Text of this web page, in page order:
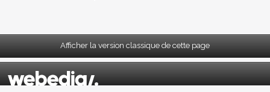
Afficher la version classique de cette page